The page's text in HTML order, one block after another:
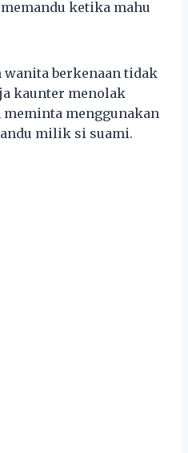
ketika mahu
wanita berkenaan tidak
kaunter menolak
menggunakan
milik si suami.